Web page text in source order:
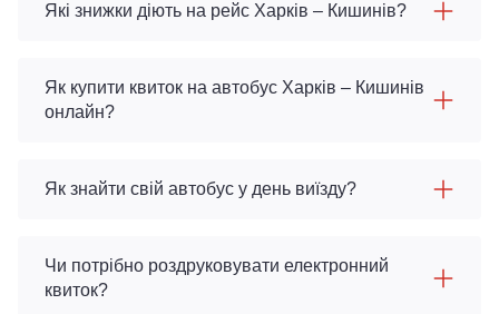
Які знижки діють на рейс Харків – Кишинів?
Як купити квиток на автобус Харків – Кишинів
онлайн?
Як знайти свій автобус у день виїзду?
Чи потрібно роздруковувати електронний
квиток?